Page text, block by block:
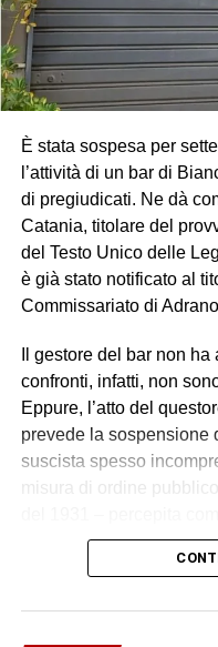
È stata sospesa per
l’attività di un bar di
di pregiudicati. Ne dà
Catania, titolare del
del Testo Unico delle
è già stato notificato al
Commissariato di
Il gestore del bar non
confronti, infatti, non
Eppure, l’atto del
prevede la sospensione
suscista spesso
misura di ordine
Nel corso degli
agenti hanno verificato
divenuto luogo di